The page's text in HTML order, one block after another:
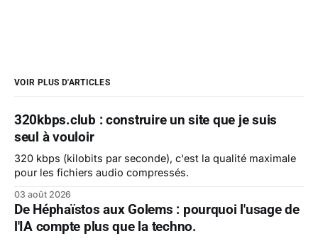
VOIR PLUS D'ARTICLES
320kbps.club : construire un site que je suis
seul à vouloir
320 kbps (kilobits par seconde), c'est la qualité maximale
pour les fichiers audio compressés.
03 août 2026
De Héphaïstos aux Golems : pourquoi l'usage de
l'IA compte plus que la techno.